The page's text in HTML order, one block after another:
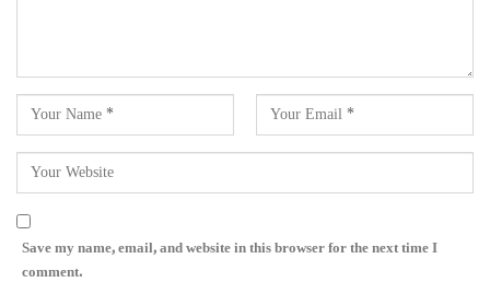
Save my name, email, and website in this browser for the next time I
comment.